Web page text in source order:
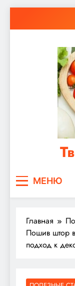
МЕНЮ
Главная
Пошив штор
подход к